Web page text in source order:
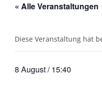
« Alle Veranstaltungen
Diese Veranstaltung hat
8 August / 15:40